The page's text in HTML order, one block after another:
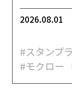
2026.08.01
#スタンプ
#モクロー